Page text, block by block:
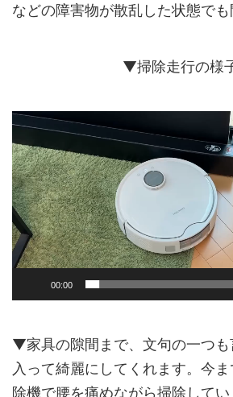
などの障害物が散乱した状態でも
▼掃除走行の様
動
プ
レ
ー
ヤ
ー
00:00
▼家具の隙間まで、文句の一つも
入って綺麗にしてくれます。今
除機で腰を痛めながら掃除して